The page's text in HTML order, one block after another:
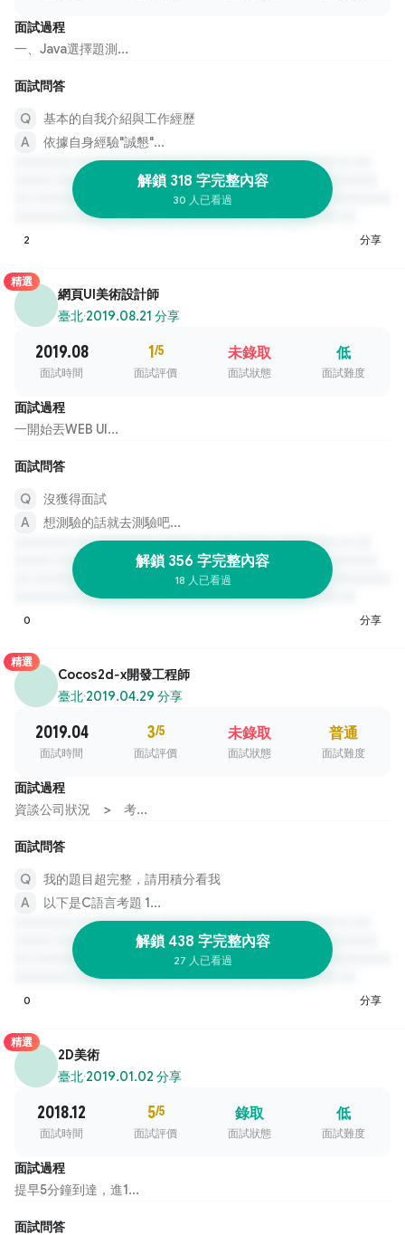
面試過程
一、Java選擇題測...
面試問答
基本的自我介紹與工作經歷
依據自身經驗"誠懇"...
解鎖 318 字完整內容
30 人已看過
2 分享
精選
網頁UI美術設計師
臺北·2019.08.21 分享
2019.08
面試時間
1/5
面試評價
未錄取
面試狀態
低
面試難度
面試過程
一開始丟WEB UI...
面試問答
沒獲得面試
想測驗的話就去測驗吧...
解鎖 356 字完整內容
18 人已看過
0 分享
精選
Cocos2d-x開發工程師
臺北·2019.04.29 分享
2019.04
面試時間
3/5
面試評價
未錄取
面試狀態
普通
面試難度
面試過程
資談公司狀況 > 考...
面試問答
我的題目超完整，請用積分看我
以下是C語言考題 1...
解鎖 438 字完整內容
27 人已看過
0 分享
精選
2D美術
臺北·2019.01.02 分享
2018.12
面試時間
5/5
面試評價
錄取
面試狀態
低
面試難度
面試過程
提早5分鐘到達，進1...
面試問答